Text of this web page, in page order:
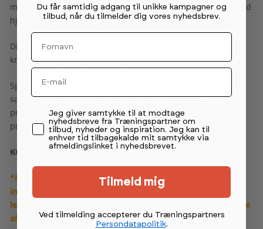
muligheden for at træne flere muskelgrupper på kort tid, ved
hjælp af få justeringer på stationen.
Dip/Chin assisted, hjælper brugeren til at kunne tage flere
kropshævninger og derved øge sin styrke.
Spirit Commercial Strength stationerne passer perfekt
sammen med Sprirts 900 Cardio serie, som også er
professionelt cardioudstyr i høj kvalitet til yderst fornuftige
priser.
KONTAKT OS VEDRØRENDE TILBUD OG LEVERINGSTID
*Prisen er en ca. leasingpris pr. md. ekskl. moms ved
indgåelse af en leasingaftale løbende over 60 mdr. En
leasingaftale kræver CVR nummer samt kreditgodkendelse
af vores partner, DLL.
Du får samtidig adgang til unikke kampagner og
tilbud, når du tilmelder dig vores nyhedsbrev.
Fornavn
Email
Permission tekst
Jeg giver samtykke til at modtage
nyhedsbreve fra Træningspartner om
tilbud, nyheder og inspiration. Jeg kan til
enhver tid tilbagekalde mit samtykke via
afmeldingslinket i nyhedsbrevet.
Tilmeld mig
Ved tilmelding accepterer du Træningspartners
Persondatapolitik.